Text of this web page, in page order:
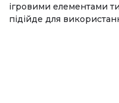
ігровими елементами
підійде для